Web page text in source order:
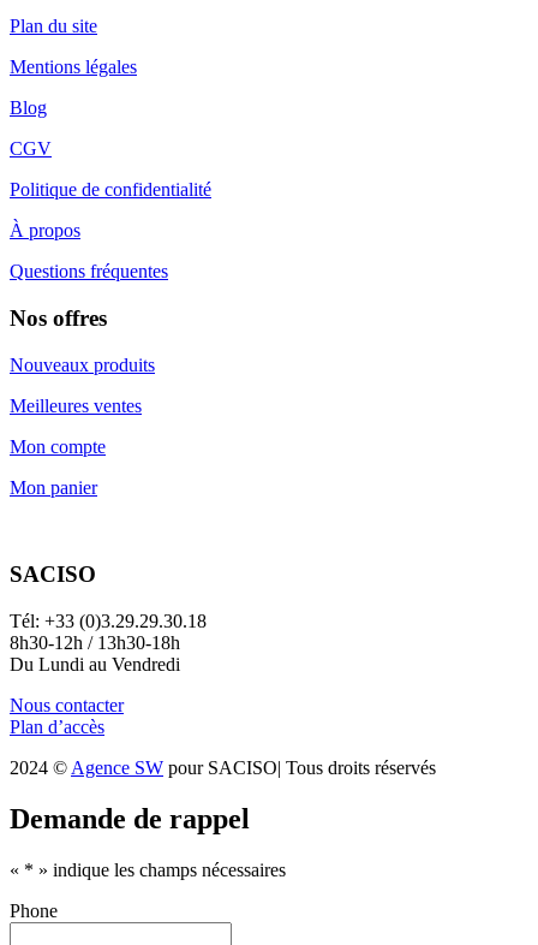
Plan du site
Mentions légales
Blog
CGV
Politique de confidentialité
À propos
Questions fréquentes
Nos offres
Nouveaux produits
Meilleures ventes
Mon compte
Mon panier
SACISO
Tél: +33 (0)3.29.29.30.18
8h30-12h / 13h30-18h
Du Lundi au Vendredi
Nous contacter
Plan d’accès
2024 © Agence SW pour SACISO| Tous droits réservés
Demande de rappel
« * » indique les champs nécessaires
Phone